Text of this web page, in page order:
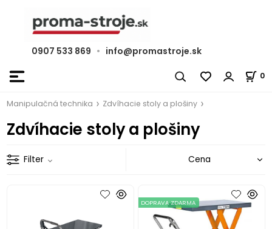
0907 533 869 • info@promastroje.sk
0
Manipulačná technika Zdvíhacie stoly a plošiny
Zdvíhacie stoly a plošiny
Filter
DOPRAVA ZDARMA